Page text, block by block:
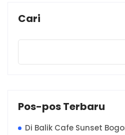
Cari
Pos-pos Terbaru
Di Balik Cafe Sunset